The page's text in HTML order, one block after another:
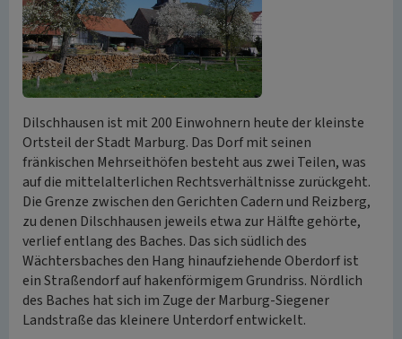
Dilschhausen ist mit 200 Einwohnern heute der kleinste
Ortsteil der Stadt Marburg. Das Dorf mit seinen
fränkischen Mehrseithöfen besteht aus zwei Teilen, was
auf die mittelalterlichen Rechtsverhältnisse zurückgeht.
Die Grenze zwischen den Gerichten Cadern und Reizberg,
zu denen Dilschhausen jeweils etwa zur Hälfte gehörte,
verlief entlang des Baches. Das sich südlich des
Wächtersbaches den Hang hinaufziehende Oberdorf ist
ein Straßendorf auf hakenförmigem Grundriss. Nördlich
des Baches hat sich im Zuge der Marburg-Siegener
Landstraße das kleinere Unterdorf entwickelt.